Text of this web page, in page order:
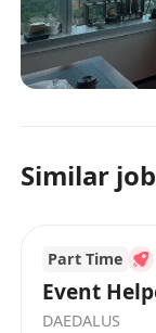
Similar
Part Time
Event
DAEDALUS